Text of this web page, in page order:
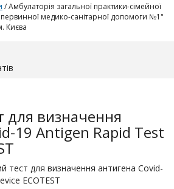
/ Амбулаторія загальної практики-сімейної
медико-санітарної допомоги №1"
Києва
для визначення
19 Antigen Rapid Test
тест для визначення антигена Covid-
ECOTEST